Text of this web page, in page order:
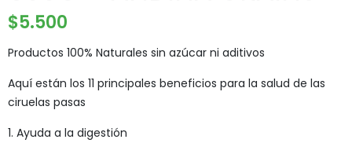
$5.500
Productos 100% Naturales sin azúcar ni aditivos
Aquí están los 11 principales beneficios para la salud de las
ciruelas pasas
1. Ayuda a la digestión